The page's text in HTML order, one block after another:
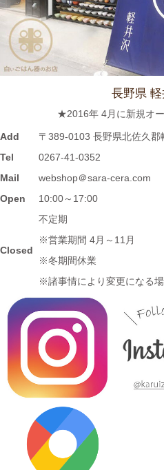
≪ラジオで紹介されました≫ 2021
キング『レポドラ中継』コーナー
ぼーる 小牧店が出演しました。
ト！『食卓を彩る豆皿活用術』コ
らいすぼーる 小牧店が紹介されま
2024/3/12
≪マガジンで掲載されました≫ 名
ガジンWind 2021年3月号「田縣
店 らいすぼーる 小牧店が掲載され
『お米特集』コーナーで
いごはん器のお店 らいすぼーる
2024/3/12
スカ！ハピスタ『美味しく見える
ごはん器のお店 らいすぼーる 春
長野県
★2016年 4月に新規オ
Add 〒389-0103 長野県北佐久郡
Tel
0267-41-0352
Mail
webshop＠sara-cera.com
Open
10:00～17:00
Closed
不定期
※営業期間 4月～11月
※冬期間休業
※諸事情により変更になる場